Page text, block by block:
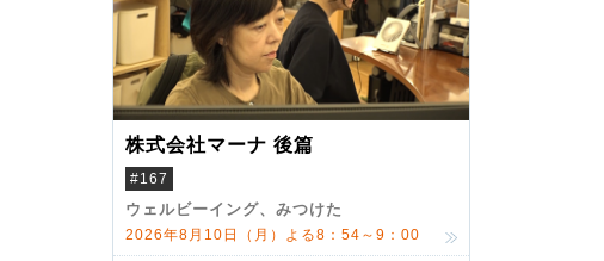
株式会社マーナ 後篇
#167
ウェルビーイング、みつけた
2026年8月10日（月）よる8：54～9：00